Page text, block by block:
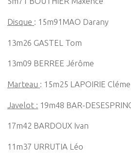
Disque : 15m91MAO Darany
13m26 GASTEL Tom
13m09 BERREE Jérôme
Marteau : 15m25 LAPOIRIE
Javelot : 19m48 BAR-
17m42 BARDOUX Ivan
11m37 URRUTIA Léo